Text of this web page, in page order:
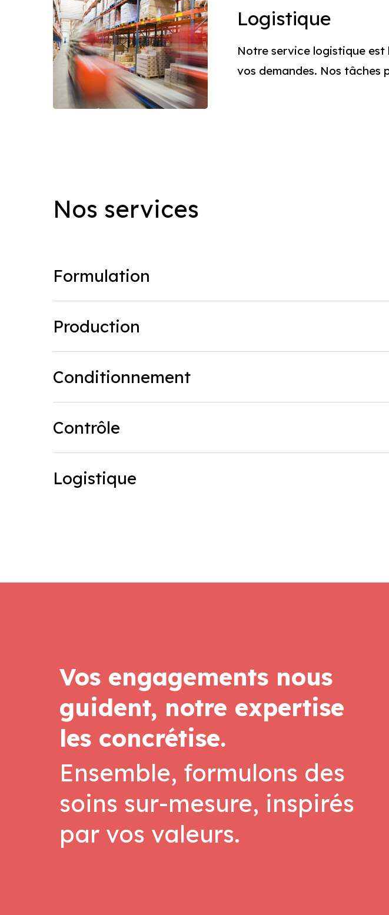
Logistique
Notre service logistique
vos demandes. Nos tâches
Nos services
Formulation
Production
Conditionnement
Contrôle
Logistique
Vos engagements nous
guident, notre expertise
les concrétise.
Ensemble, formulons des
soins sur-mesure, inspirés
par vos valeurs.